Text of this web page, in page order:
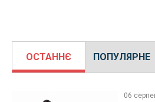
ОСТАННЄ ПОПУЛЯРНЕ
06